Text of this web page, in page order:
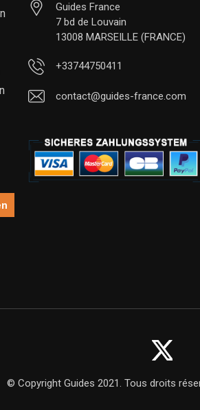
Guides France
7 bd de Louvain
13008 MARSEILLE (FRANCE)
+33744750411
contact@guides-france.com
© Copyright Guides 2021. Tous droits